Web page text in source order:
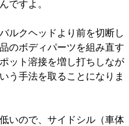
ですよ。
ルクヘッドより前を切断し
のボディパーツを組み直す
ット溶接を増し打ちしなが
う手法を取ることになりま
いので、サイドシル（車体